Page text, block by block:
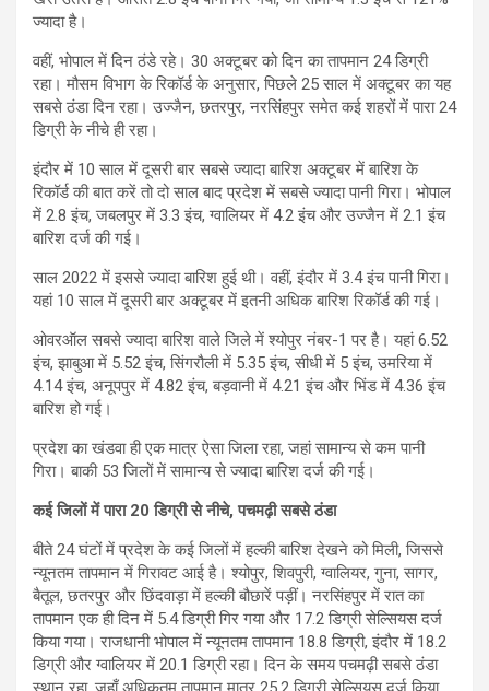
ज्यादा है।
वहीं, भोपाल में दिन ठंडे रहे। 30 अक्टूबर को दिन का तापमान 24 डिग्री
रहा। मौसम विभाग के रिकॉर्ड के अनुसार, पिछले 25 साल में अक्टूबर का यह
सबसे ठंडा दिन रहा। उज्जैन, छतरपुर, नरसिंहपुर समेत कई शहरों में पारा 24
डिग्री के नीचे ही रहा।
इंदौर में 10 साल में दूसरी बार सबसे ज्यादा बारिश अक्टूबर में बारिश के
रिकॉर्ड की बात करें तो दो साल बाद प्रदेश में सबसे ज्यादा पानी गिरा। भोपाल
में 2.8 इंच, जबलपुर में 3.3 इंच, ग्वालियर में 4.2 इंच और उज्जैन में 2.1 इंच
बारिश दर्ज की गई।
साल 2022 में इससे ज्यादा बारिश हुई थी। वहीं, इंदौर में 3.4 इंच पानी गिरा।
यहां 10 साल में दूसरी बार अक्टूबर में इतनी अधिक बारिश रिकॉर्ड की गई।
ओवरऑल सबसे ज्यादा बारिश वाले जिले में श्योपुर नंबर-1 पर है। यहां 6.52
इंच, झाबुआ में 5.52 इंच, सिंगरौली में 5.35 इंच, सीधी में 5 इंच, उमरिया में
4.14 इंच, अनूपपुर में 4.82 इंच, बड़वानी में 4.21 इंच और भिंड में 4.36 इंच
बारिश हो गई।
प्रदेश का खंडवा ही एक मात्र ऐसा जिला रहा, जहां सामान्य से कम पानी
गिरा। बाकी 53 जिलों में सामान्य से ज्यादा बारिश दर्ज की गई।
कई जिलों में पारा 20 डिग्री से नीचे, पचमढ़ी सबसे ठंडा
बीते 24 घंटों में प्रदेश के कई जिलों में हल्की बारिश देखने को मिली, जिससे
न्यूनतम तापमान में गिरावट आई है। श्योपुर, शिवपुरी, ग्वालियर, गुना, सागर,
बैतूल, छतरपुर और छिंदवाड़ा में हल्की बौछारें पड़ीं। नरसिंहपुर में रात का
तापमान एक ही दिन में 5.4 डिग्री गिर गया और 17.2 डिग्री सेल्सियस दर्ज
किया गया। राजधानी भोपाल में न्यूनतम तापमान 18.8 डिग्री, इंदौर में 18.2
डिग्री और ग्वालियर में 20.1 डिग्री रहा। दिन के समय पचमढ़ी सबसे ठंडा